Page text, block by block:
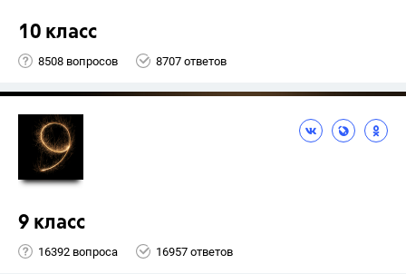
10 класс
8508 вопросов 8707 ответов
9 класс
16392 вопроса 16957 ответов